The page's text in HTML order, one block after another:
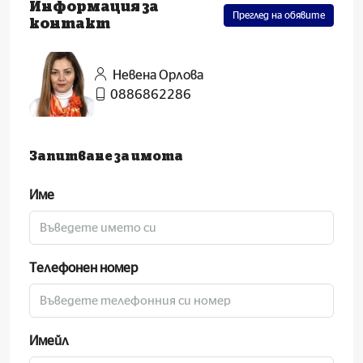
Информация за
контакт
Преглед на обявите
Невена Орлова
0886862286
Запитване за имота
Име
Телефонен номер
Имейл